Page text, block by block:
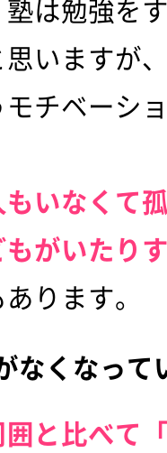
は勉強を
いますが
チベーシ
いなくて
がいたり
ります。
なくなって
囲と比べて